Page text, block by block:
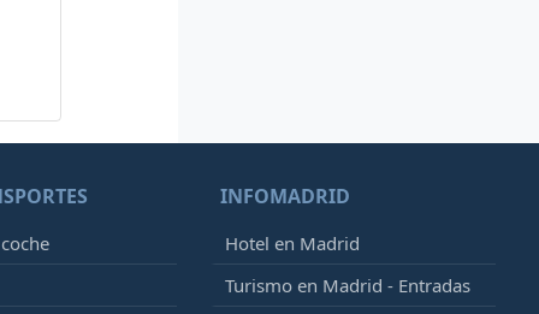
INFOMADRID
Hotel en Madrid
Turismo en Madrid - Entradas